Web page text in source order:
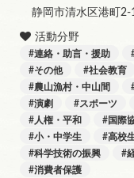
静岡市清水区港町
活動分野
連絡・助言・援助
その他
社会教育
農山漁村・中山間
演劇
スポーツ
人権・平和
国際
小・中学生
高校
科学技術の振興
消費者保護